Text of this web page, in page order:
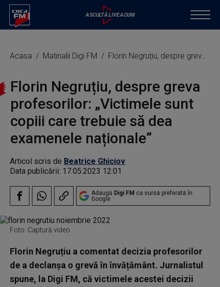
Acasa Matinalii Digi FM Florin Negruțiu, despre greva profesorilor: „Victimele sunt copiii care trebuie să dea examenele naționale”
Florin Negruțiu, despre greva
profesorilor: „Victimele sunt
copiii care trebuie să dea
examenele naționale”
Articol scris de Beatrice Ghiciov
Data publicării: 17.05.2023 12:01
Adaugă Digi FM ca sursă preferată în
Google
Foto: Captură video
Florin Negruțiu a comentat decizia profesorilor
de a declanșa o grevă în învățământ. Jurnalistul
spune, la Digi FM, că victimele acestei decizii